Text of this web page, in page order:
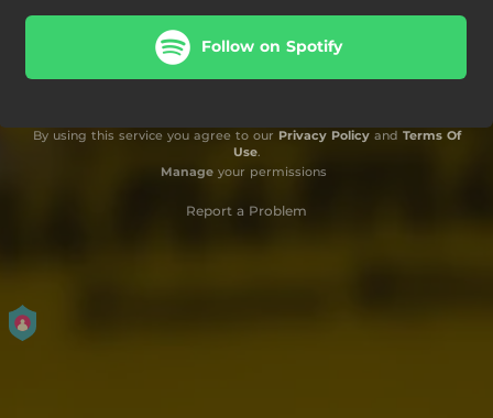
Follow on Spotify
By using this service you agree to our Privacy Policyand Terms Of
Use.
Manageyour permissions
Report a Problem